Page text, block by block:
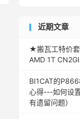
近期文章
★搬瓦工特价
AMD 1T
BI1CAT的
心得---如何设
有遗留问题）